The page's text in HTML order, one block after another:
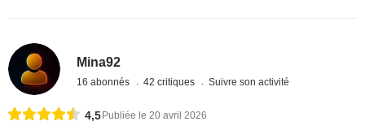
Mina92
16 abonnés 42 critiques Suivre son activité
4,5 Publiée le 20 avril 2026